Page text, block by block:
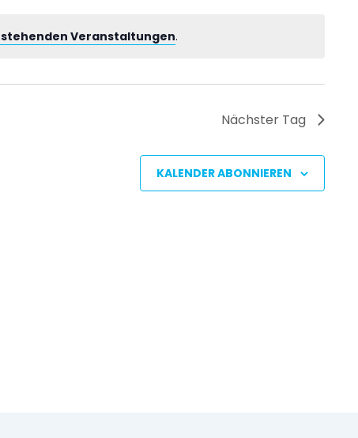
Veranstaltungen.
Nächster Tag
KALENDER ABONNIEREN